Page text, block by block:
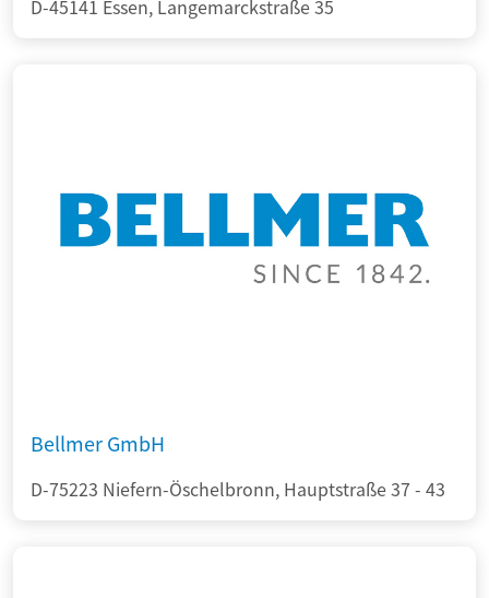
D-45141 Essen, Langemarckstraße 35
Bellmer GmbH
D-75223 Niefern-Öschelbronn, Hauptstraße 37 - 43